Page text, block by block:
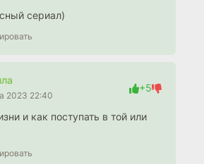
сериал)
2023 22:40
+5
и как поступать в той или